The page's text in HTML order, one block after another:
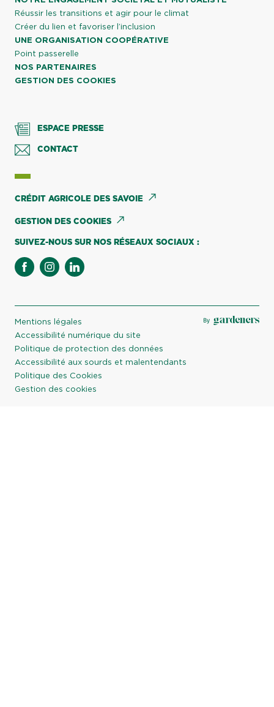
Réussir les transitions et agir pour le climat
Créer du lien et favoriser l’inclusion
UNE ORGANISATION COOPÉRATIVE
Point passerelle
NOS PARTENAIRES
GESTION DES COOKIES
ESPACE PRESSE
CONTACT
CRÉDIT AGRICOLE DES SAVOIE
GESTION DES COOKIES
SUIVEZ-NOUS SUR NOS RÉSEAUX SOCIAUX :
facebookinstagramlinkedin
Mentions légales
Accessibilité numérique du site
Politique de protection des données
Accessibilité aux sourds et malentendants
Politique des Cookies
Gestion des cookies